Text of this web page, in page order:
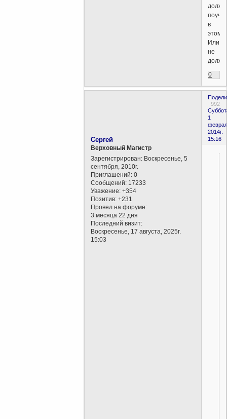
в
этом...
Или
не
0
992
1
2014г.
15:16
Сергей
Верховный Магистр
Зарегистрирован: Воскресенье, 5
сентября, 2010г.
Приглашений: 0
Сообщений: 17233
Уважение: +354
Позитив: +231
Провел на форуме:
3 месяца 22 дня
Последний визит:
Воскресенье, 17 августа, 2025г.
15:03